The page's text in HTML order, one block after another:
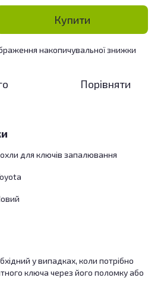
Купити
накопичувальної знижки
Порівняти
для ключів запалювання
у випадках, коли потрібно
ключа через його поломку або